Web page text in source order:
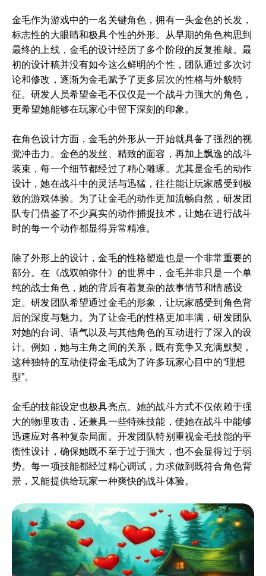
金毛作为游戏中的一名关键角色，拥有一头金色的长发，
标志性的大眼睛和极具个性的外形。从早期的角色构思到
最终的上线，金毛的设计经历了多个阶段的反复推敲。最
初的设计稿并没有如今这么鲜明的个性，团队通过多次讨
论和修改，逐渐为金毛赋予了更多层次的性格与外貌特
征。研发人员希望金毛不仅仅是一个战斗力强大的角色，
更希望她能够在玩家心中留下深刻的印象。
在角色设计方面，金毛的外形从一开始就具备了强烈的视
觉冲击力。金色的发丝、精致的面容，再加上飘逸的战斗
装束，每一个细节都经过了精心雕琢。尤其是金毛的动作
设计，她在战斗中的灵活与迅猛，往往能让玩家感受到极
致的游戏体验。为了让金毛的动作更加流畅自然，研发团
队专门借鉴了不少真实的动作捕捉技术，让她在进行战斗
时的每一个动作都显得异常精准。
除了外形上的设计，金毛的性格塑造也是一个非常重要的
部分。在《战双帕弥什》的世界中，金毛并非只是一个单
纯的战士角色，她的背后有着复杂的故事情节和情感设
定。研发团队希望通过金毛的形象，让玩家感受到角色背
后的深度与魅力。为了让金毛的性格更加丰满，研发团队
对她的台词、语气以及与其他角色的互动进行了深入的设
计。例如，她与主角之间的关系，既有竞争又充满默契，
这种独特的互动使得金毛成为了许多玩家心目中的“理想
型”。
金毛的技能设定也极具亮点。她的战斗方式不仅依赖于强
大的物理攻击，还兼具一些特殊技能，使她在战斗中能够
迅速应对各种复杂局面。开发团队特别重视金毛技能的平
衡性设计，确保她既不至于过于强大，也不会显得过于弱
势。每一项技能都经过精心调试，力求做到既符合角色背
景，又能提供给玩家一种爽快的战斗体验。